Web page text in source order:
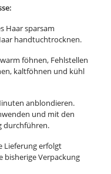
Haar sparsam
handtuchtrocknen.
föhnen, Fehlstellen
kaltföhnen und kühl
anblondieren.
und mit den
durchführen.
Lieferung erfolgt
bisherige Verpackung